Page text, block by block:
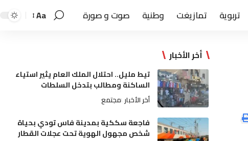
تربوية تمازيغت وطنية صوت و صورة Aa
أخر الأخبار
تيط مليل.. احتلال الملك العام يثير استياء
الساكنة ومطالب بتدخل السلطات
أخر الأخبار مجتمع
فاجعة سككية بمدينة فاس تودي بحياة
شخص مجهول الهوية تحت عجلات القطار